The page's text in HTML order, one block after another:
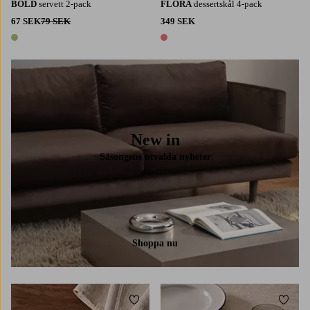
BOLD servett 2-pack
67 SEK79 SEK
1 färg
FLORA dessertskål 4-pack
349 SEK
1 färg
New in
Säsongens utvalda nyheter
Shoppa nu
Lägg till i favoriter Lägg